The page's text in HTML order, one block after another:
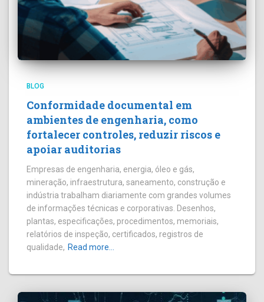
BLOG
Conformidade documental em
ambientes de engenharia, como
fortalecer controles, reduzir riscos e
apoiar auditorias
Empresas de engenharia, energia, óleo e gás,
mineração, infraestrutura, saneamento, construção e
indústria trabalham diariamente com grandes volumes
de informações técnicas e corporativas. Desenhos,
plantas, especificações, procedimentos, memoriais,
relatórios de inspeção, certificados, registros de
qualidade, Read more…